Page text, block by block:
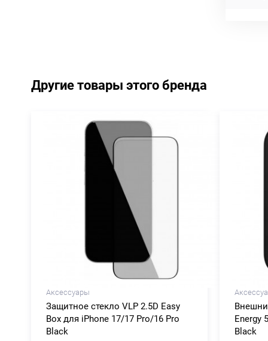
Другие товары этого бренда
Аксессуары
Защитное стекло VLP 2.5D Easy
Box для iPhone 17/17 Pro/16 Pro
Black
Energy
Black